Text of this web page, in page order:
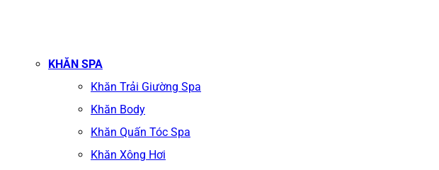
KHĂN SPA
Khăn Trải Giường Spa
Khăn Body
Khăn Quấn Tóc Spa
Khăn Xông Hơi